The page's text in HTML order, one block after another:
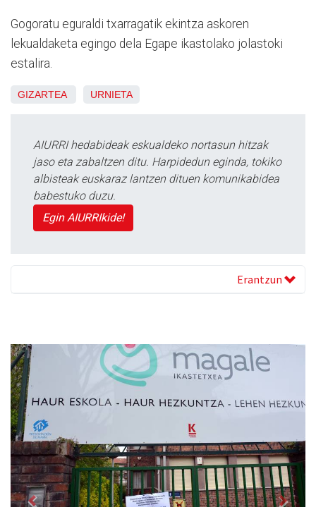
Gogoratu eguraldi txarragatik ekintza askoren
lekualdaketa egingo dela Egape ikastolako jolastoki
estalira.
GIZARTEA URNIETA
AIURRI hedabideak eskualdeko nortasun hitzak
jaso eta zabaltzen ditu. Harpidedun eginda, tokiko
albisteak euskaraz lantzen dituen komunikabidea
babestuko duzu.
Egin AIURRIkide!
Erantzun